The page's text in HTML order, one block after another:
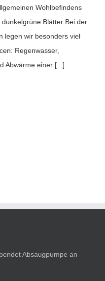
Wohlbefindens
Blätter Bei der
legen wir besonders viel
Regenwasser,
Abwärme einer [...]
Absaugpumpe an